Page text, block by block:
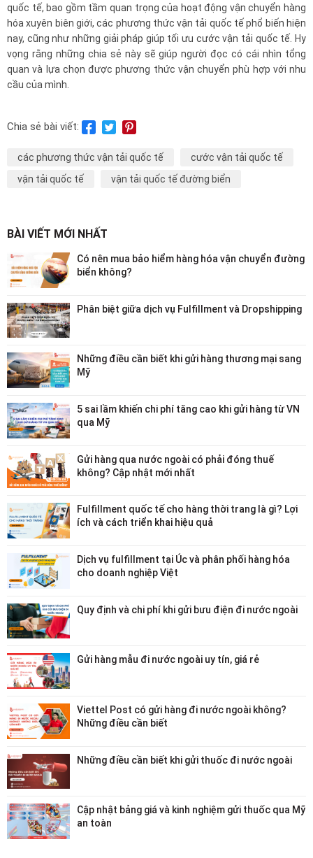
quốc tế, bao gồm tầm quan trọng của hoạt động vận chuyển hàng
hóa xuyên biên giới, các phương thức vận tải quốc tế phổ biến hiện
nay, cũng như những giải pháp giúp tối ưu cước vận tải quốc tế. Hy
vọng rằng những chia sẻ này sẽ giúp người đọc có cái nhìn tổng
quan và lựa chọn được phương thức vận chuyển phù hợp với nhu
cầu của mình.
Chia sẻ bài viết:
các phương thức vận tải quốc tế
cước vận tải quốc tế
vận tải quốc tế
vận tải quốc tế đường biển
BÀI VIẾT MỚI NHẤT
Có nên mua bảo hiểm hàng hóa vận chuyển đường
biển không?
Phân biệt giữa dịch vụ Fulfillment và Dropshipping
Những điều cần biết khi gửi hàng thương mại sang
Mỹ
5 sai lầm khiến chi phí tăng cao khi gửi hàng từ VN
qua Mỹ
Gửi hàng qua nước ngoài có phải đóng thuế
không? Cập nhật mới nhất
Fulfillment quốc tế cho hàng thời trang là gì? Lợi
ích và cách triển khai hiệu quả
Dịch vụ fulfillment tại Úc và phân phối hàng hóa
cho doanh nghiệp Việt
Quy định và chi phí khi gửi bưu điện đi nước ngoài
Gửi hàng mẫu đi nước ngoài uy tín, giá rẻ
Viettel Post có gửi hàng đi nước ngoài không?
Những điều cần biết
Những điều cần biết khi gửi thuốc đi nước ngoài
Cập nhật bảng giá và kinh nghiệm gửi thuốc qua Mỹ
an toàn